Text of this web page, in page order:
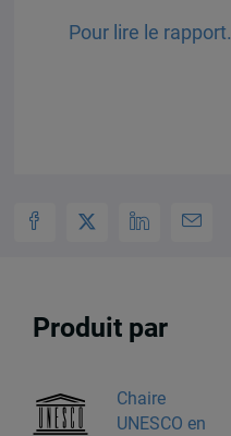
Pour lire le rapport.
Produit par
Chaire
UNESCO en